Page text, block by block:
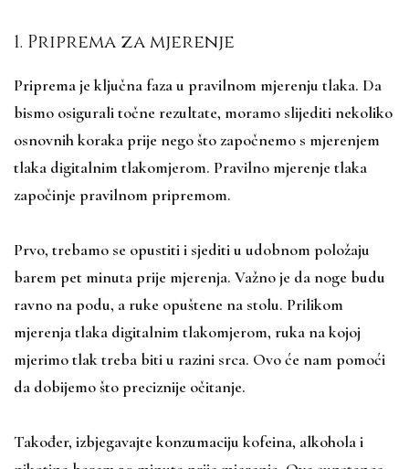
1. Priprema za mjerenje
Priprema je ključna faza u pravilnom mjerenju tlaka. Da
bismo osigurali točne rezultate, moramo slijediti nekoliko
osnovnih koraka prije nego što započnemo s mjerenjem
tlaka digitalnim tlakomjerom. Pravilno mjerenje tlaka
započinje pravilnom pripremom.
Prvo, trebamo se opustiti i sjediti u udobnom položaju
barem pet minuta prije mjerenja. Važno je da noge budu
ravno na podu, a ruke opuštene na stolu. Prilikom
mjerenja tlaka digitalnim tlakomjerom, ruka na kojoj
mjerimo tlak treba biti u razini srca. Ovo će nam pomoći
da dobijemo što preciznije očitanje.
Također, izbjegavajte konzumaciju kofeina, alkohola i